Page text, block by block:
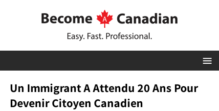
Un Immigrant A Attendu 20 Ans Pour
Devenir Citoyen Canadien